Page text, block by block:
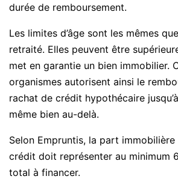
durée de remboursement.
Les limites d’âge sont les mêmes
retraité. Elles peuvent être
met en garantie un bien immobilier.
organismes autorisent ainsi le
rachat de crédit hypothécaire
même bien au-delà.
Selon Empruntis, la part
crédit doit représenter au minimum
total à financer.